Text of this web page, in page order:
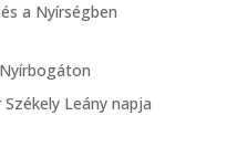
a Nyírségben
Leány napja